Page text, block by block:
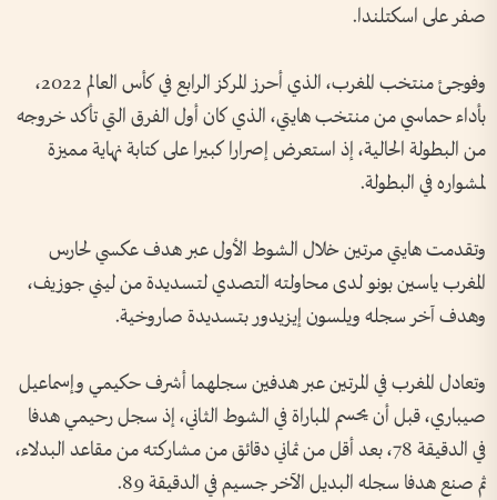
صفر على اسكتلندا.
وفوجئ منتخب المغرب، ⁠الذي أحرز المركز الرابع في كأس العالم 2022،
بأداء حماسي من منتخب هايتي، الذي كان أول ​الفرق ⁠التي تأكد خروجه
⁠من البطولة الحالية، إذ استعرض إصرارا كبيرا على كتابة نهاية مميزة
لمشواره في البطولة.
وتقدمت هايتي مرتين خلال ⁠الشوط الأول عبر هدف عكسي لحارس
المغرب ياسين بونو لدى محاولته التصدي لتسديدة من ليني جوزيف،
وهدف آخر سجله ويلسون إيزيدور بتسديدة صاروخية.
وتعادل المغرب في المرتين عبر هدفين سجلهما أشرف ‌حكيمي وإسماعيل
صيباري، قبل أن يحسم المباراة في الشوط الثاني، إذ ​سجل رحيمي هدفا
في الدقيقة 78، بعد أقل من ثماني دقائق من مشاركته من مقاعد البدلاء،
ثم صنع هدفا سجله البديل الآخر جسيم في ​الدقيقة 89.